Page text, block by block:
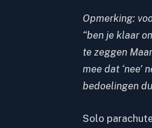
Opmerking:
“ben je klaar
te zeggen
mee dat ‘nee’
bedoelingen
Solo